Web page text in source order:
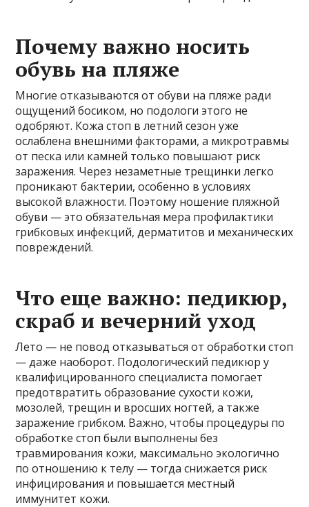
Почему важно носить
обувь на пляже
Многие отказываются от обуви на пляже ради
ощущений босиком, но подологи этого не
одобряют. Кожа стоп в летний сезон уже
ослаблена внешними факторами, а микротравмы
от песка или камней только повышают риск
заражения. Через незаметные трещинки легко
проникают бактерии, особенно в условиях
высокой влажности. Поэтому ношение пляжной
обуви — это обязательная мера профилактики
грибковых инфекций, дерматитов и механических
повреждений.
Что еще важно: педикюр,
скраб и вечерний уход
Лето — не повод отказываться от обработки стоп
— даже наоборот. Подологический педикюр у
квалифицированного специалиста помогает
предотвратить образование сухости кожи,
мозолей, трещин и вросших ногтей, а также
заражение грибком. Важно, чтобы процедуры по
обработке стоп были выполнены без
травмирования кожи, максимально экологично
по отношению к телу — тогда снижается риск
инфицирования и повышается местный
иммунитет кожи.